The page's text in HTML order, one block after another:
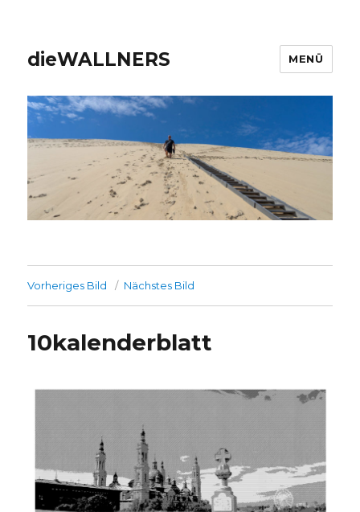
dieWALLNERS MENÜ
Vorheriges Bild Nächstes Bild
10kalenderblatt